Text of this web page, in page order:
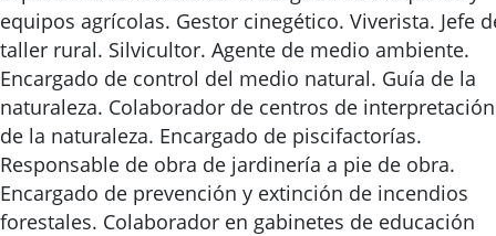
equipos agrícolas. Gestor cinegético. Viverista. Jefe
taller rural. Silvicultor. Agente de medio ambiente.
Encargado de control del medio natural. Guía de la
naturaleza. Colaborador de centros de interpretación
de la naturaleza. Encargado de piscifactorías.
Responsable de obra de jardinería a pie de obra.
Encargado de prevención y extinción de incendios
forestales. Colaborador en gabinetes de educación